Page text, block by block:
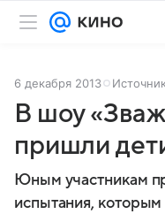
6 декабря 2013
В шоу
пришли
Юным участникам
испытания,